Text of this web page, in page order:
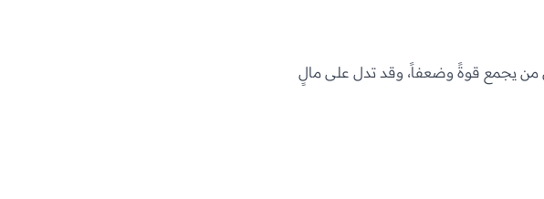
من يجمع قوةً وضعفاً، وقد تدل على مالٍ